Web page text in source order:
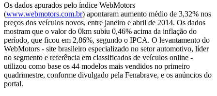
Os dados apurados pelo índice WebMotors
(www.webmotors.com.br) apontaram aumento médio de 3,32% nos
preços dos veículos novos, entre janeiro e abril de 2014. Os dados
mostram que o valor do 0km subiu 0,46% acima da inflação do
período, que ficou em 2,86%, segundo o IPCA. O levantamento do
WebMotors - site brasileiro especializado no setor automotivo, líder
no segmento e referência em classificados de veículos online -
utilizou como base os 44 modelos mais vendidos no primeiro
quadrimestre, conforme divulgado pela Fenabrave, e os anúncios do
portal.